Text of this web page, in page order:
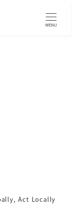
MENU
Act Locally